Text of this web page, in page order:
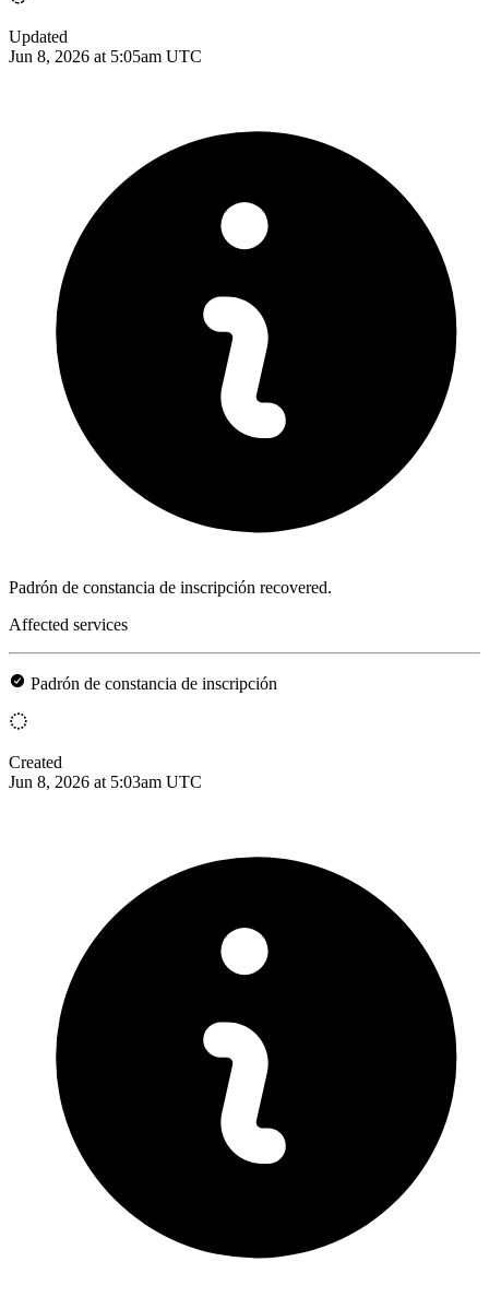
Updated
Jun 8, 2026 at 5:05am UTC
Padrón de constancia de inscripción recovered.
Affected services
Padrón de constancia de inscripción
Created
Jun 8, 2026 at 5:03am UTC